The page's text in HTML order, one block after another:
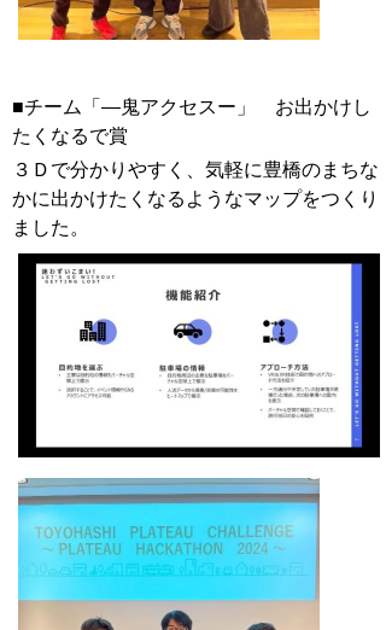
■チーム「―鬼アクセスー」 お出かけし
たくなるで賞
３Ｄで分かりやすく、気軽に豊橋のまちな
かに出かけたくなるようなマップをつくり
ました。